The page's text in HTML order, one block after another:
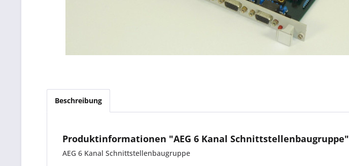
Beschreibung
Produktinformationen "AEG 6 Kanal Schnittstellenbaugruppe"
AEG 6 Kanal Schnittstellenbaugruppe